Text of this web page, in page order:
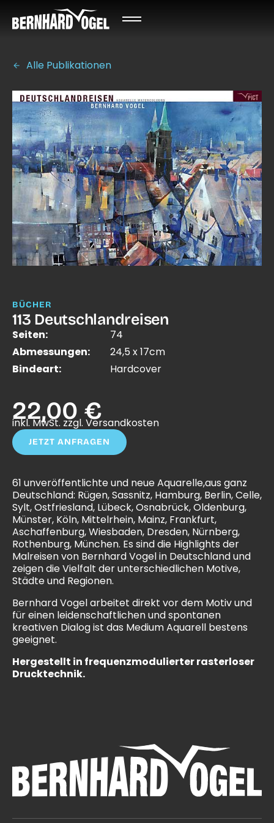
Alle Publikationen
BÜCHER
113 Deutschlandreisen
Seiten:
74
Abmessungen:
24,5 x 17cm
Bindeart:
Hardcover
22,00 €
inkl. MwSt. zzgl. Versandkosten
JETZT ANFRAGEN
61 unveröffentlichte und neue Aquarelle,aus ganz
Deutschland: Rügen, Sassnitz, Hamburg, Berlin, Celle,
Sylt, Ostfriesland, Lübeck, Osnabrück, Oldenburg,
Münster, Köln, Mittelrhein, Mainz, Frankfurt,
Aschaffenburg, Wiesbaden, Dresden, Nürnberg,
Rothenburg, München. Es sind die Highlights der
Malreisen von Bernhard Vogel in Deutschland und
zeigen die Vielfalt der unterschiedlichen Motive,
Städte und Regionen.
Bernhard Vogel arbeitet direkt vor dem Motiv und
für einen leidenschaftlichen und spontanen
kreativen Dialog ist das Medium Aquarell bestens
geeignet.
Hergestellt in frequenzmodulierter rasterloser
Drucktechnik.